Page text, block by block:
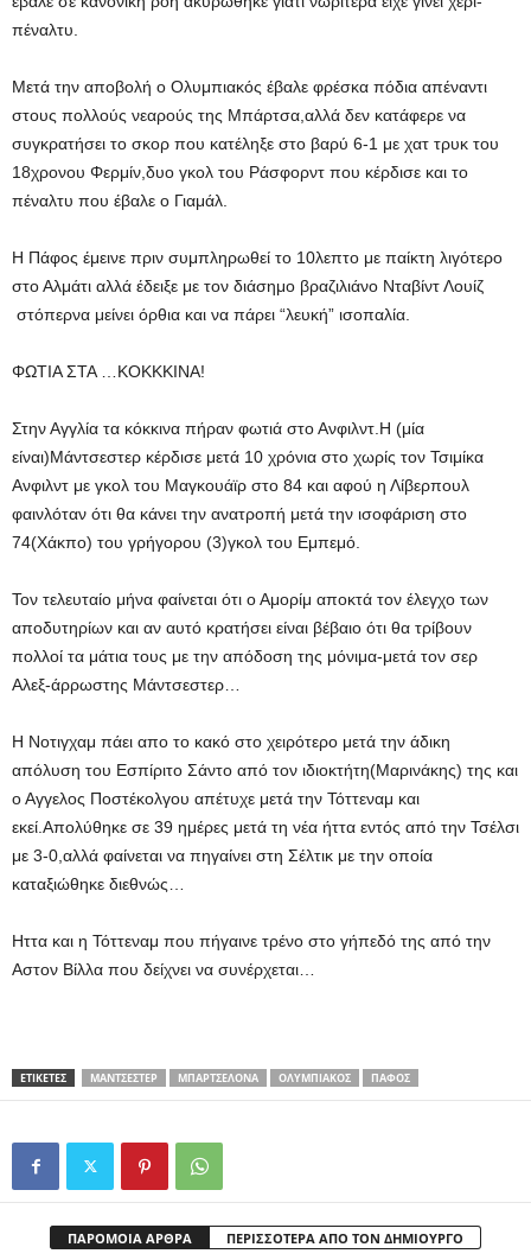
πέναλτυ.
Μετά την αποβολή ο Ολυμπιακός έβαλε φρέσκα πόδια απέναντι
στους πολλούς νεαρούς της Μπάρτσα,αλλά δεν κατάφερε να
συγκρατήσει το σκορ που κατέληξε στο βαρύ 6-1 με χατ τρυκ του
18χρονου Φερμίν,δυο γκολ του Ράσφορντ που κέρδισε και το
πέναλτυ που έβαλε ο Γιαμάλ.
Η Πάφος έμεινε πριν συμπληρωθεί το 10λεπτο με παίκτη λιγότερο
στο Αλμάτι αλλά έδειξε με τον διάσημο βραζιλιάνο Νταβίντ Λουίζ
στόπερνα μείνει όρθια και να πάρει “λευκή” ισοπαλία.
ΦΩΤΙΑ ΣΤΑ …ΚΟΚΚΚΙΝΑ!
Στην Αγγλία τα κόκκινα πήραν φωτιά στο Ανφιλντ.Η (μία
είναι)Μάντσεστερ κέρδισε μετά 10 χρόνια στο χωρίς τον Τσιμίκα
Ανφιλντ με γκολ του Μαγκουάϊρ στο 84 και αφού η Λίβερπουλ
φαινλόταν ότι θα κάνει την ανατροπή μετά την ισοφάριση στο
74(Χάκπο) του γρήγορου (3)γκολ του Εμπεμό.
Τον τελευταίο μήνα φαίνεται ότι ο Αμορίμ αποκτά τον έλεγχο των
αποδυτηρίων και αν αυτό κρατήσει είναι βέβαιο ότι θα τρίβουν
πολλοί τα μάτια τους με την απόδοση της μόνιμα-μετά τον σερ
Αλεξ-άρρωστης Μάντσεστερ…
Η Νοτιγχαμ πάει απο το κακό στο χειρότερο μετά την άδικη
απόλυση του Εσπίριτο Σάντο από τον ιδιοκτήτη(Μαρινάκης) της και
ο Αγγελος Ποστέκολγου απέτυχε μετά την Τόττεναμ και
εκεί.Απολύθηκε σε 39 ημέρες μετά τη νέα ήττα εντός από την Τσέλσι
με 3-0,αλλά φαίνεται να πηγαίνει στη Σέλτικ με την οποία
καταξιώθηκε διεθνώς…
Ηττα και η Τόττεναμ που πήγαινε τρένο στο γήπεδό της από την
Αστον Βίλλα που δείχνει να συνέρχεται…
ΕΤΙΚΕΤΕΣ ΜΑΝΤΣΕΣΤΕΡ ΜΠΑΡΤΣΕΛΌΝΑ ΟΛΥΜΠΙΑΚΌΣ ΠΑΦΟΣ
ΠΑΡΟΜΟΙΑ ΑΡΘΡΑ ΠΕΡΙΣΣΟΤΕΡΑ ΑΠΟ ΤΟΝ ΔΗΜΙΟΥΡΓΟ